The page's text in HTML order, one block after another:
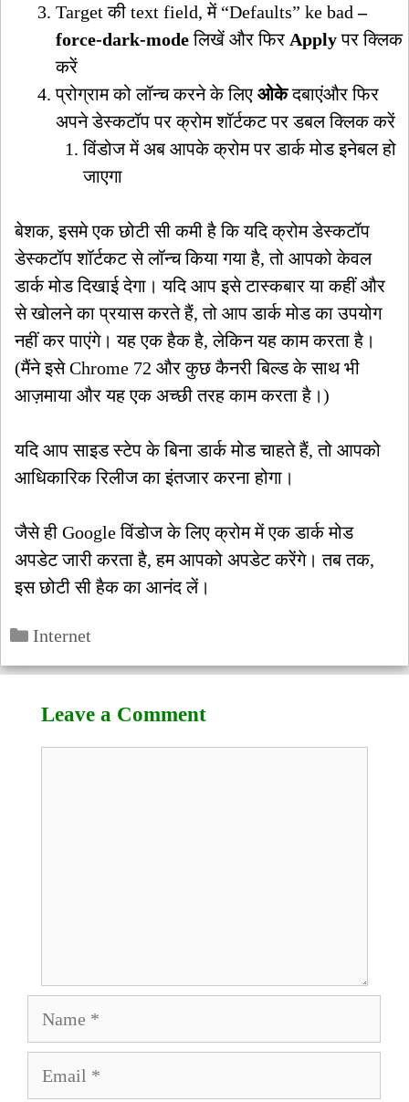
Target की text field, में “Defaults” ke bad–
force-dark-modeलिखें और फिर Applyपर क्लिक
करें
प्रोग्राम को लॉन्च करने के लिए ओकेदबाएंऔर फिर
अपने डेस्कटॉप पर क्रोम शॉर्टकट पर डबल क्लिक करें
विंडोज में अब आपके क्रोम पर डार्क मोड इनेबल हो
जाएगा
बेशक, इसमे एक छोटी सी कमी है कि यदि क्रोम डेस्कटॉप
डेस्कटॉप शॉर्टकट से लॉन्च किया गया है, तो आपको केवल
डार्क मोड दिखाई देगा। यदि आप इसे टास्कबार या कहीं और
से खोलने का प्रयास करते हैं, तो आप डार्क मोड का उपयोग
नहीं कर पाएंगे। यह एक हैक है, लेकिन यह काम करता है।
(मैंने इसे Chrome 72 और कुछ कैनरी बिल्ड के साथ भी
आज़माया और यह एक अच्छी तरह काम करता है।)
यदि आप साइड स्टेप के बिना डार्क मोड चाहते हैं, तो आपको
आधिकारिक रिलीज का इंतजार करना होगा।
जैसे ही Google विंडोज के लिए क्रोम में एक डार्क मोड
अपडेट जारी करता है, हम आपको अपडेट करेंगे। तब तक,
इस छोटी सी हैक का आनंद लें।
Categories
Internet
Leave a Comment